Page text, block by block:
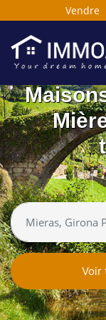
Vendre
Voir